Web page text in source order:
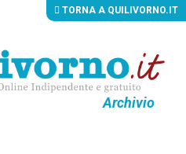
Archivio
TORNA A QUILIVORNO.IT